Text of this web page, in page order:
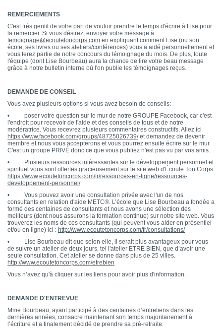
REMERCIEMENTS
C'est très gentil de votre part de vouloir prendre le temps d'écrire à Lise pour
la remercier. Si vous désirez, envoyer votre message à
temoignage@ecoutetoncorps.com en expliquant comment Lise (ou son
école, ses livres ou ses ateliers/conférences) vous a aidé personnellement et
vous ferez partie de notre concours du témoignage du mois. De plus, toute
l'équipe (dont Lise Bourbeau) aura la chance de lire votre beau message
grâce à notre bulletin interne où l'on publie les témoignages reçus.
DEMANDE DE CONSEIL
Vous avez plusieurs options si vous avez besoin de conseils:
• poser votre question sur le mur de notre GROUPE Facebook, car c'est
l'endroit pour recevoir de l'aide et des conseils de tous et de notre
modératrice. Vous recevrez plusieurs commentaires constructifs. Allez ici
https://www.facebook.com/groups/48725026739/et demandez de devenir
membre et nous vous accepterons et vous pourrez ensuite écrire sur le mur.
C'est un groupe PRIVÉ donc ce que vous publiez n'est pas vu par vos amis.
• Plusieurs ressources intéressantes sur le développement personnel et
spirituel vous sont offertes gracieusement sur le site web d'Écoute Ton Corps.
https://www.ecoutetoncorps.com/fr/ressources-en-ligne/ressources-
developpement-personnel/
• Vous pouvez avoir une consultation privée avec l'un de nos
consultants en relation d'aide METC®. L’école que Lise Bourbeau a fondée a
formé des centaines de consultants et nous avons une sélection des
meilleurs (dont nous assurons la formation continue) sur notre site web. Vous
trouverez les noms de ces consultants (qui peuvent vous aider en présentiel
et/ou en ligne) ici : http://www.ecoutetoncorps.com/fr/consultations/
• Lise Bourbeau dit que selon elle, il serait plus avantageux pour vous
de suivre un atelier de deux jours, tel l'atelier ETRE BIEN, que d’avoir une
seule consultation. Cet atelier se donne dans plus de 25 villes.
http://www.ecoutetoncorps.com/etrebien
Vous n’avez qu'à cliquer sur les liens pour avoir plus d'information.
DEMANDE D'ENTREVUE
Mme Bourbeau, ayant participé à des centaines d’entretiens dans les
dernières années, consacre maintenant son temps majoritairement à
l’écriture et a finalement décidé de prendre sa pré-retraite.